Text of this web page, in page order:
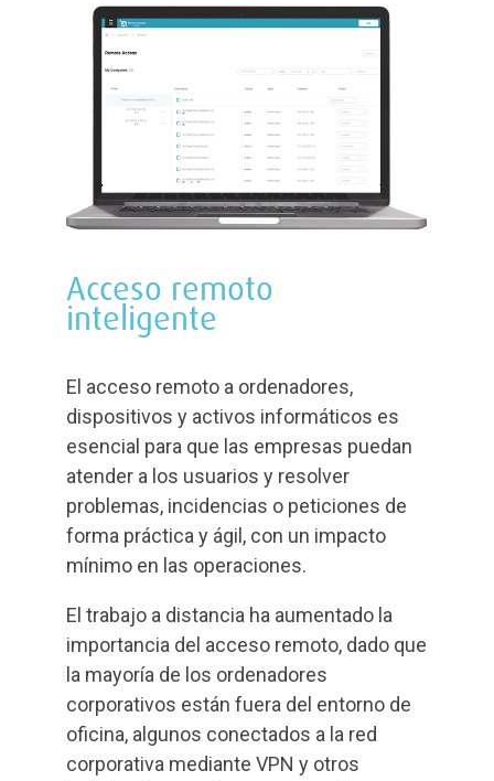
Acceso remoto
inteligente
El acceso remoto a ordenadores,
dispositivos y activos informáticos es
esencial para que las empresas puedan
atender a los usuarios y resolver
problemas, incidencias o peticiones de
forma práctica y ágil, con un impacto
mínimo en las operaciones.
El trabajo a distancia ha aumentado la
importancia del acceso remoto, dado que
la mayoría de los ordenadores
corporativos están fuera del entorno de
oficina, algunos conectados a la red
corporativa mediante VPN y otros